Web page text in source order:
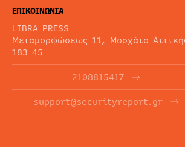
ΕΠΙΚΟΙΝΩΝΙΑ
LIBRA PRESS
Μεταμορφώσεως 11, Μοσχάτο
183 45
2108815417
support@securityreport.gr